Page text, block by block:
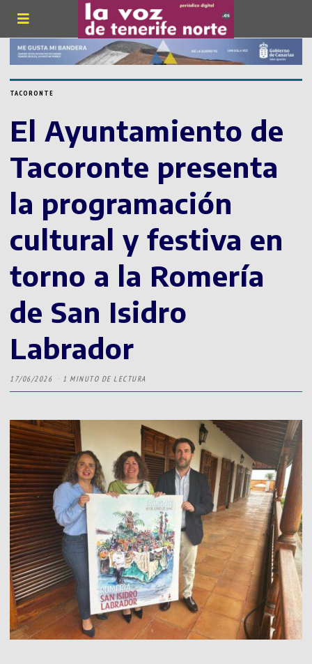
TACORONTE
El Ayuntamiento de
Tacoronte presenta
la programación
cultural y festiva en
torno a la Romería
de San Isidro
Labrador
17/06/2026 1 MINUTO DE LECTURA